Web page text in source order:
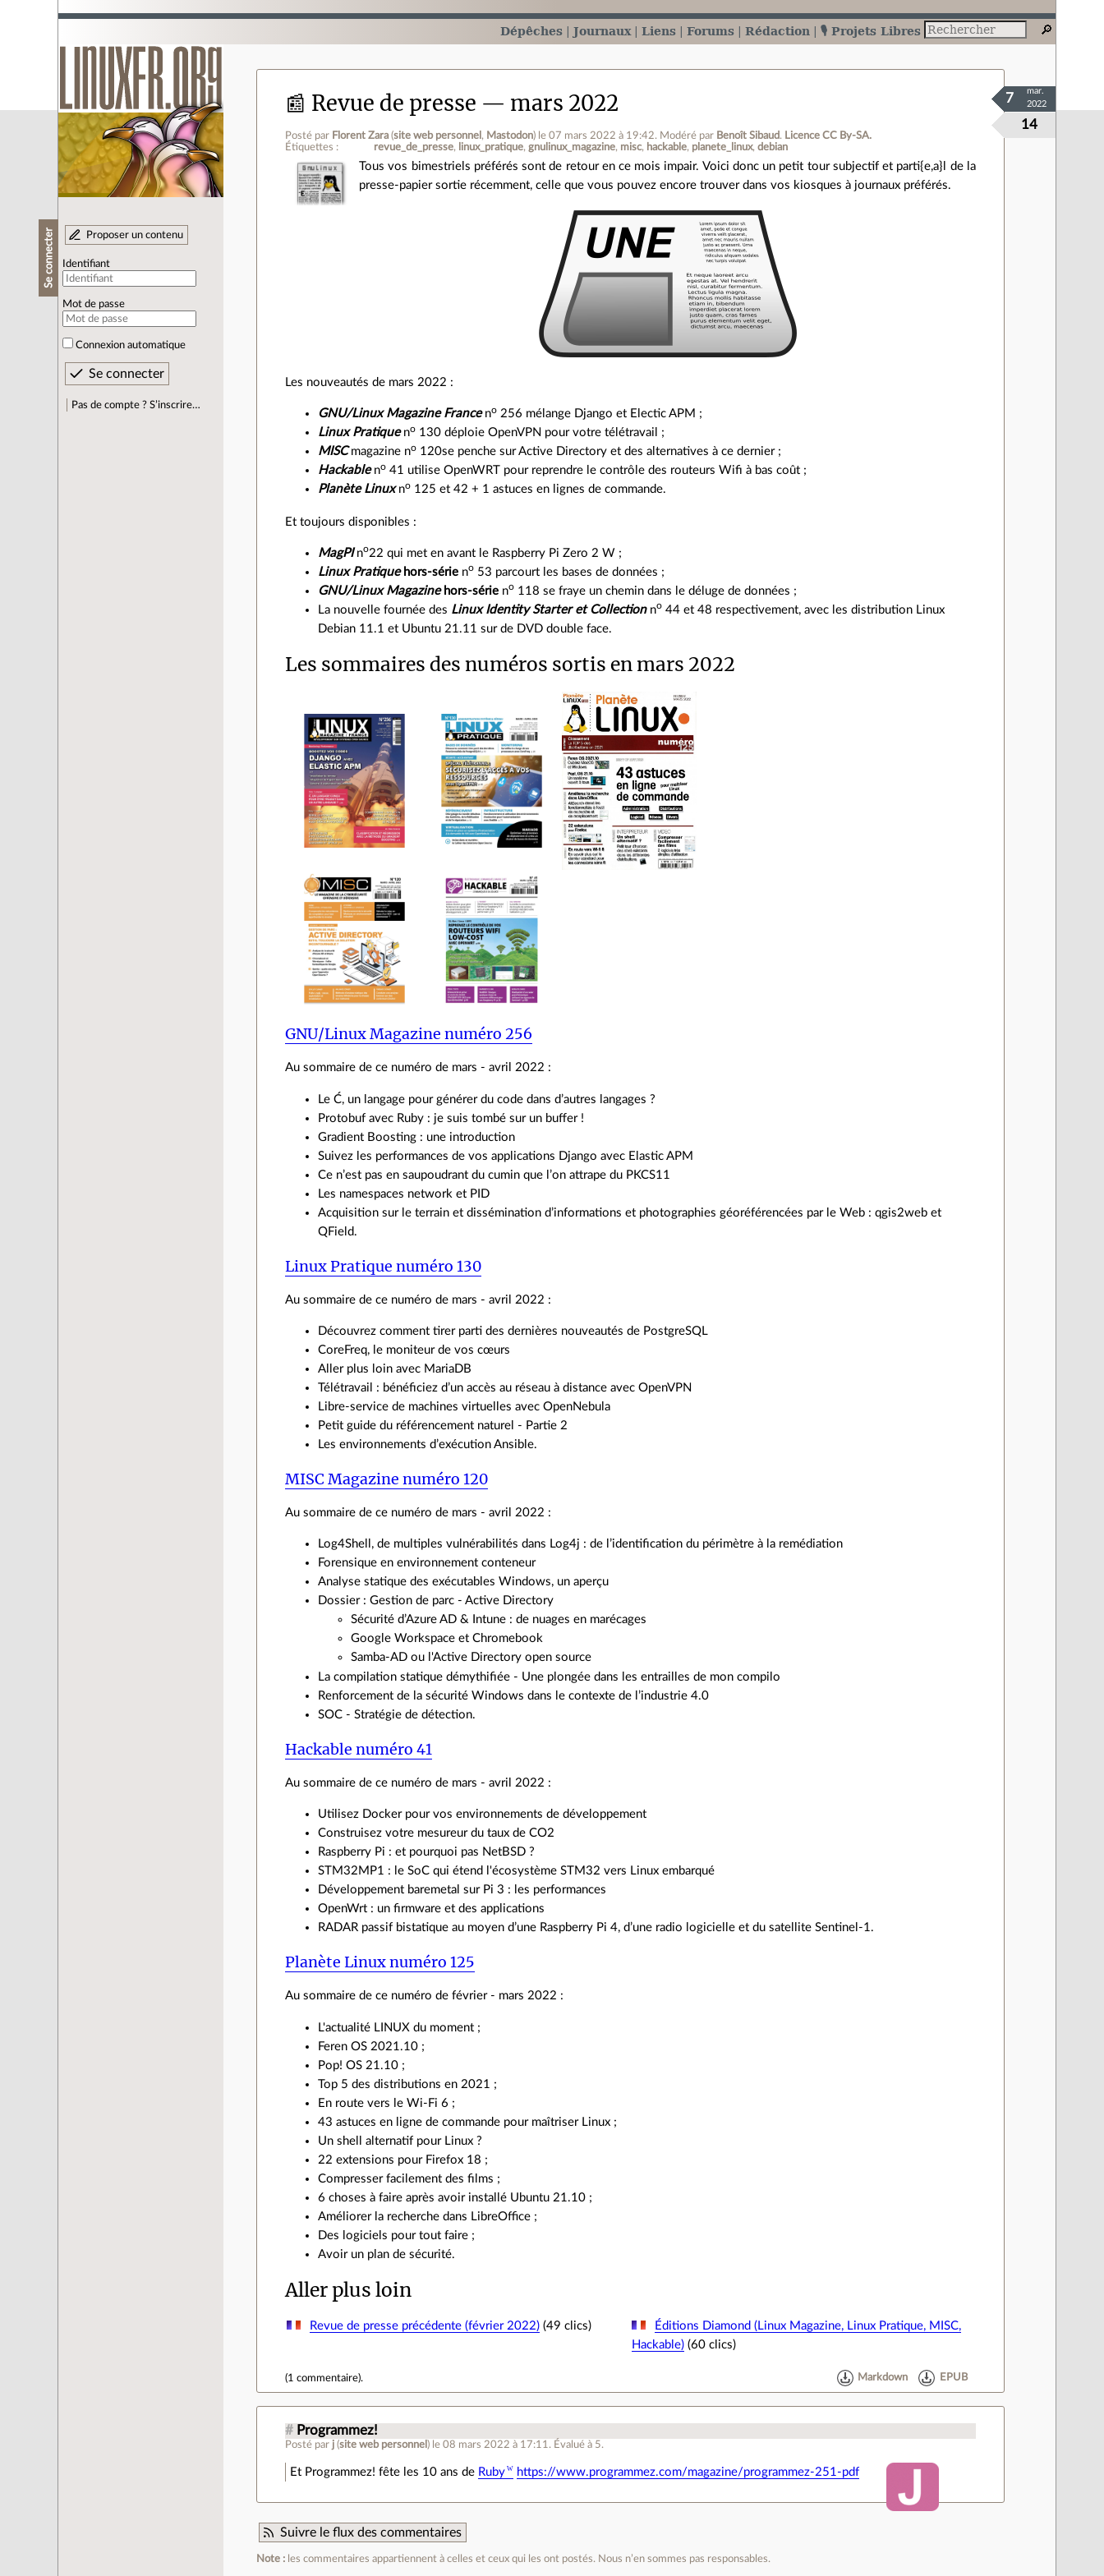
Dépêches Journaux Liens Forums Rédaction 🎙️ Projets Libres
Se connecter Proposer un contenu
Identifiant
Mot de passe
Connexion automatique
Pas de compte ? S’inscrire…
📰 Revue de presse — mars 2022
Posté par Florent Zara (site web personnel , Mastodon) le 07 mars 2022 à 19:42. Modéré par Benoît Sibaud. Licence CC By‑SA.
Étiquettes :
revue_de_presse linux_pratique gnulinux_magazine misc hackable planete_linux debian
14
7
mar.
2022
Tous vos bimestriels préférés sont de retour en ce mois impair. Voici donc un petit tour subjectif et parti{e,a}l de la
presse-papier sortie récemment, celle que vous pouvez encore trouver dans vos kiosques à journaux préférés.
Les nouveautés de mars 2022 :
GNU/Linux Magazine Franceno 256 mélange Django et Electic APM ;
Linux Pratiqueno 130 déploie OpenVPN pour votre télétravail ;
MISCmagazine no 120se penche sur Active Directory et des alternatives à ce dernier ;
Hackableno 41 utilise OpenWRT pour reprendre le contrôle des routeurs Wifi à bas coût ;
Planète Linuxno 125 et 42 + 1 astuces en lignes de commande.
Et toujours disponibles :
MagPIno22 qui met en avant le Raspberry Pi Zero 2 W ;
Linux Pratiquehors‑série no 53 parcourt les bases de données ;
GNU/Linux Magazinehors‑série no 118 se fraye un chemin dans le déluge de données ;
La nouvelle fournée des Linux Identity Starter et Collectionno 44 et 48 respectivement, avec les distribution Linux
Debian 11.1 et Ubuntu 21.11 sur de DVD double face.
Les sommaires des numéros sortis en mars 2022
GNU/Linux Magazine numéro 256
Au sommaire de ce numéro de mars - avril 2022 :
Le Ć, un langage pour générer du code dans d’autres langages ?
Protobuf avec Ruby : je suis tombé sur un buffer !
Gradient Boosting : une introduction
Suivez les performances de vos applications Django avec Elastic APM
Ce n’est pas en saupoudrant du cumin que l’on attrape du PKCS11
Les namespaces network et PID
Acquisition sur le terrain et dissémination d’informations et photographies géoréférencées par le Web : qgis2web et
QField.
Linux Pratique numéro 130
Au sommaire de ce numéro de mars - avril 2022 :
Découvrez comment tirer parti des dernières nouveautés de PostgreSQL
CoreFreq, le moniteur de vos cœurs
Aller plus loin avec MariaDB
Télétravail : bénéficiez d’un accès au réseau à distance avec OpenVPN
Libre-service de machines virtuelles avec OpenNebula
Petit guide du référencement naturel - Partie 2
Les environnements d’exécution Ansible.
MISC Magazine numéro 120
Au sommaire de ce numéro de mars - avril 2022 :
Log4Shell, de multiples vulnérabilités dans Log4j : de l’identification du périmètre à la remédiation
Forensique en environnement conteneur
Analyse statique des exécutables Windows, un aperçu
Dossier : Gestion de parc - Active Directory
Sécurité d’Azure AD & Intune : de nuages en marécages
Google Workspace et Chromebook
Samba-AD ou l'Active Directory open source
La compilation statique démythifiée - Une plongée dans les entrailles de mon compilo
Renforcement de la sécurité Windows dans le contexte de l’industrie 4.0
SOC - Stratégie de détection.
Hackable numéro 41
Au sommaire de ce numéro de mars - avril 2022 :
Utilisez Docker pour vos environnements de développement
Construisez votre mesureur du taux de CO2
Raspberry Pi : et pourquoi pas NetBSD ?
STM32MP1 : le SoC qui étend l'écosystème STM32 vers Linux embarqué
Développement baremetal sur Pi 3 : les performances
OpenWrt : un firmware et des applications
RADAR passif bistatique au moyen d’une Raspberry Pi 4, d’une radio logicielle et du satellite Sentinel-1.
Planète Linux numéro 125
Au sommaire de ce numéro de février - mars 2022 :
L'actualité LINUX du moment ;
Feren OS 2021.10 ;
Pop! OS 21.10 ;
Top 5 des distributions en 2021 ;
En route vers le Wi-Fi 6 ;
43 astuces en ligne de commande pour maîtriser Linux ;
Un shell alternatif pour Linux ?
22 extensions pour Firefox 18 ;
Compresser facilement des films ;
6 choses à faire après avoir installé Ubuntu 21.10 ;
Améliorer la recherche dans LibreOffice ;
Des logiciels pour tout faire ;
Avoir un plan de sécurité.
Aller plus loin
Revue de presse précédente (février 2022)(49 clics)
Éditions Diamond (Linux Magazine, Linux Pratique, MISC,
Hackable) (60 clics)
(1 commentaire). Markdown EPUB
# Programmez!
Posté par j (site web personnel ) le 08 mars 2022 à 17:11 . Évalué à 5.
Et Programmez! fête les 10 ans de Ruby https://www.programmez.com/magazine/programmez-251-pdf
Suivre le flux des commentaires
Note : les commentaires appartiennent à celles et ceux qui les ont postés. Nous n’en sommes pas responsables.